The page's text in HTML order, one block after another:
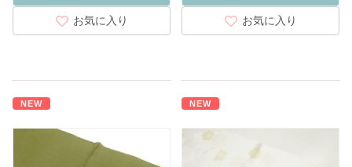
お気に入り お気に入り
NEW NEW